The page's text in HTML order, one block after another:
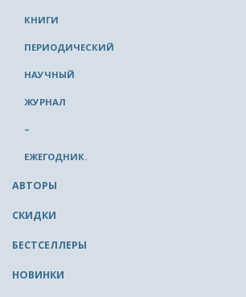
КНИГИ
ПЕРИОДИЧЕСКИЙ
НАУЧНЫЙ
ЖУРНАЛ
–
ЕЖЕГОДНИК.
АВТОРЫ
СКИДКИ
БЕСТСЕЛЛЕРЫ
НОВИНКИ